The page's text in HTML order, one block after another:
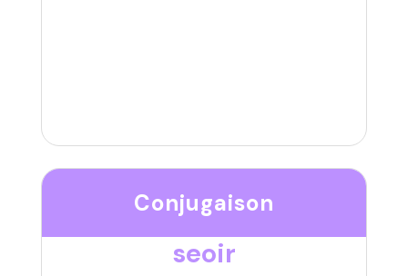
Conjugaison
seoir